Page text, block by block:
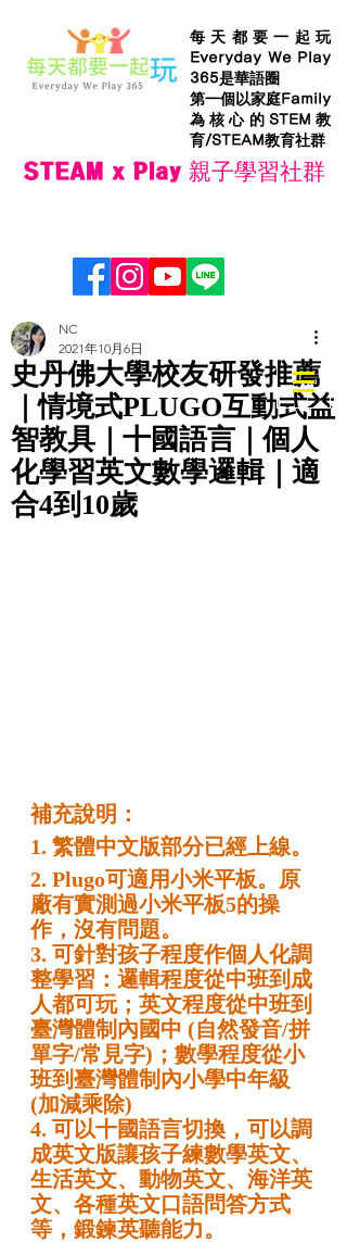
每天都要一起玩
Everyday We Play
365是華語圈
第一個以家庭Family
為核心的STEM教
育/STEAM教育社群
STEAM x Play 親子學習社群
史丹佛大學校友研發推薦
｜情境式PLUGO互動式益
智教具｜十國語言｜個人
化學習英文數學邏輯｜適
合4到10歲
NC
2021年10月6日
補充說明：
1. 繁體中文版部分已經上線。
2. Plugo可適用小米平板。原
廠有實測過小米平板5的操
作，沒有問題。
3. 可針對孩子程度作個人化調
整學習：邏輯程度從中班到成
人都可玩；英文程度從中班到
臺灣體制內國中 (自然發音/拼
單字/常見字)；數學程度從小
班到臺灣體制內小學中年級
(加減乘除)
4. 可以十國語言切換，可以調
成英文版讓孩子練數學英文、
生活英文、動物英文、海洋英
文、各種英文口語問答方式
等，鍛鍊英聽能力。